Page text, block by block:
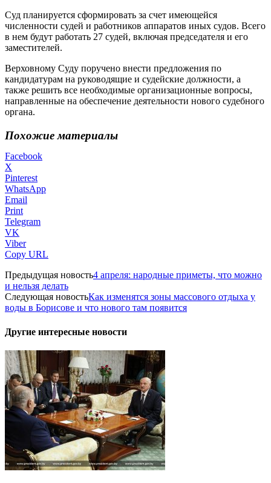
Суд планируется сформировать за счет имеющейся
численности судей и работников аппаратов иных судов. Всего
в нем будут работать 27 судей, включая председателя и его
заместителей.
Верховному Суду поручено внести предложения по
кандидатурам на руководящие и судейские должности, а
также решить все необходимые организационные вопросы,
направленные на обеспечение деятельности нового судебного
органа.
Похожие материалы
Facebook
X
Pinterest
WhatsApp
Email
Print
Telegram
VK
Viber
Copy URL
Предыдущая новость4 апреля: народные приметы, что можно
и нельзя делать
Следующая новостьКак изменятся зоны массового отдыха у
воды в Борисове и что нового там появится
Другие интересные новости